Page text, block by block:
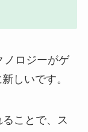
ノロジーがゲ
しいです。
ことで、ス